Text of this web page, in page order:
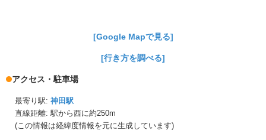
[Google Mapで見る]
[行き方を調べる]
アクセス・駐車場
最寄り駅: 神田駅
直線距離: 駅から西に約250m
(この情報は経緯度情報を元に生成しています)